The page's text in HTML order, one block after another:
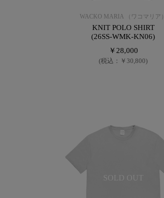
WACKO MARIA （ワコマリア）
KNIT POLO SHIRT
(26SS-WMK-KN06)
￥28,000
(税込：￥30,800)
SOLD OUT